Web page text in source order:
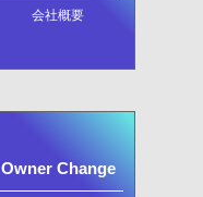
会社概要
Owner Change